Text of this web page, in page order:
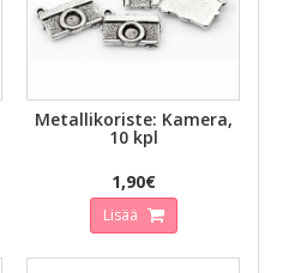
Metallikoriste: Kamera,
10 kpl
1,90€
Lisää